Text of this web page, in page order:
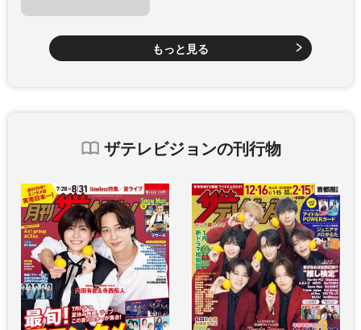
もっと見る
ザテレビジョンの刊行物